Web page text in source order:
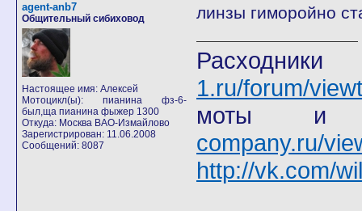
agent-anb7
Общительный сибиховод
Настоящее имя: Алексей
Мотоцикл(ы): пианина фз-6-
был,ща пианина фыжер 1300
Откуда: Москва ВАО-Измайлово
Зарегистрирован: 11.06.2008
Сообщений: 8087
линзы гиморойно
1.ru/forum/
company.ru/
http://vk.com/